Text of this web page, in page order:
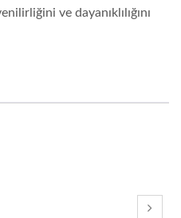
ve dayanıklılığını